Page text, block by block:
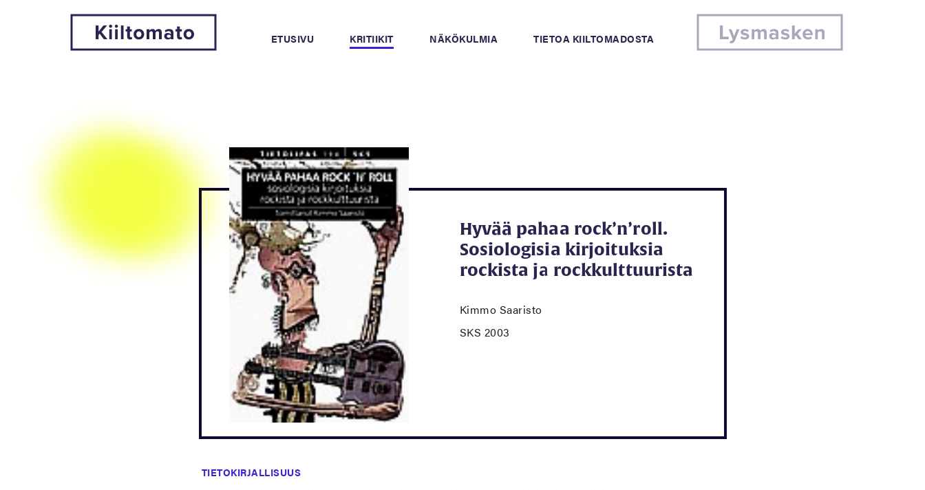
ETUSIVU KRITIIKIT NÄKÖKULMIA TIETOA KIILTOMADOSTA
Hyvää pahaa rock’n’roll.
Sosiologisia kirjoituksia
rockista ja rockkulttuurista
Kimmo Saaristo
SKS 2003
TIETOKIRJALLISUUS